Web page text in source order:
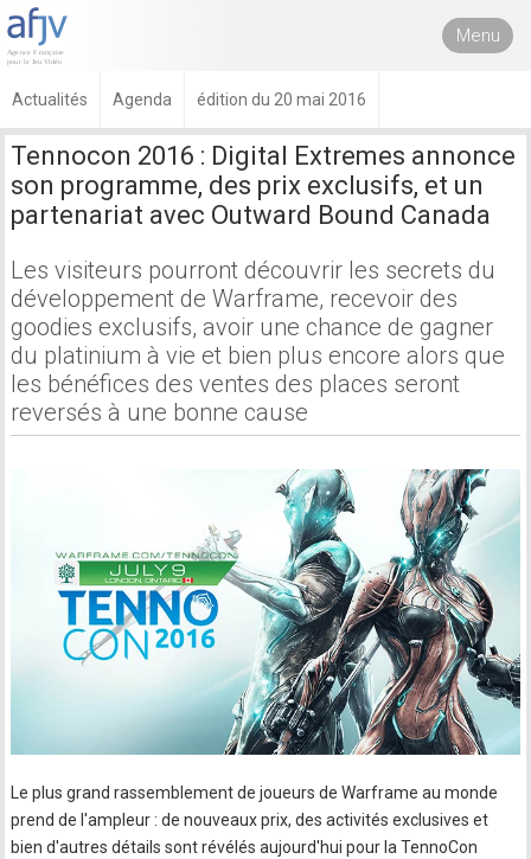
Menu
Actualités Agenda édition du 20 mai 2016
Tennocon 2016 : Digital Extremes annonce
son programme, des prix exclusifs, et un
partenariat avec Outward Bound Canada
Les visiteurs pourront découvrir les secrets du
développement de Warframe, recevoir des
goodies exclusifs, avoir une chance de gagner
du platinium à vie et bien plus encore alors que
les bénéfices des ventes des places seront
reversés à une bonne cause
Le plus grand rassemblement de joueurs de Warframe au monde
prend de l'ampleur : de nouveaux prix, des activités exclusives et
bien d'autres détails sont révélés aujourd'hui pour la TennoCon